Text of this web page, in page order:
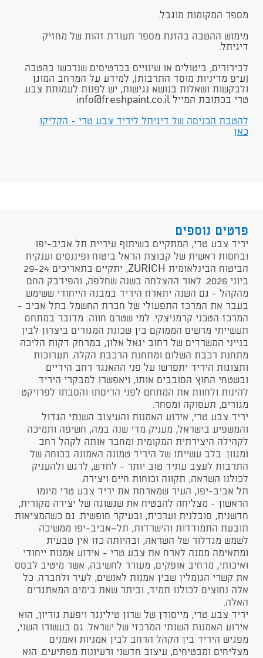
מספר המקומות מוגבל.
מימוש ההטבה בהזנת מספר תעודת זהות של מחזיק
דיגיתל.
לבירורים, ביטולים או שינויים בכרטיסים שנרכשו בהטבה
(ע"פ מדיניות מוסד התרבות), למידע על המרחב המוגן
ולבקשות ושאלות בנושא נגישות, יש לפנות לעמותת צבע
טרי בכתובת המייל info@freshpaint.co.il​
להטבת הכניסה של דיגיתל ליריד צבע טרי - הקליקו
כאן​
פרטים נוספים
יריד צבע טרי, המתקיים בשיתוף עיריית תל אביב-יפו
ובחסות ראשית של קבוצת הראל ביטוח ופיננסים וענקית
הביטוח הבינלאומית ZURICH, יתקיים בתאריכים 29-24
ביוני 2026. לאור ההצלחה בשנה שחלפה, והפידבק החם
מהקהל - גם השנה יתארח היריד במבנה הייחודי ששימש
בעבר את המרכז התפעולי של חברת החשמל בתל אביב -
המרכז הטכני קרמניצקי. למי שטרם חווה: מדובר במתחם
תעשייתי מרשים הממוקם בין שכונת המגורים ביצרון לבין
בנייני המשרדים של רחוב יגאל אלון, במרחק דקות הליכה
מתחנת רכבת השלום ומתחנת הרכבת הקלה. תערוכות
ותצוגות היריד יתפרשו על פני ההאנגר רחב הידיים
ובשטחי החוץ הסובבים אותו, ויאפשרו למבקרי היריד
להינות ולחוות את המתחם לפני הריסתו והסבתו לפרויקט
מגורים, תעסוקה ומסחר.
יריד צבע טרי, אירוע האמנות והעיצוב השנתי הגדול
והמשפיע בישראל, מעניק מדי שנה במה, חשיפה ותמיכה
לקהילה היצירתית המקומית ומחבר אותה לקהל רחב
ומגוון. בלב עשייתו של היריד טמונה האמונה בכוחה של
התרבות לעצב עתיד טוב יותר - לחדש, לרגש ולהעניק
לכולנו השראה, תקווה וכוחות חיים ויצירה.
תל אביב-יפו, העיר שמארחת את יריד צבע טרי מיומו
הראשון - מצליחה להבטיח את שגשוגה של יצירה מקורית,
חדשנית, סובלנית וערכית, ובעיקר חופשית. גם כשהמציאות
תובעת התמודדות והישרדות, תל־אביב-יפו ממשיכה
לשמש מגדלור של השראה, ובהיותה כזו אין טבעית
ומתאימה ממנה לארח את צבע טרי - אירוע אמנות ייחודי
ואיכותי, מרחיב אופקים, מעורר לחשיבה, אשר מיטיב לבסס
את קשרי הגומלין שבין אמנות לאנשים, לעיר ולחברה. כל
אלה נחוצים לכולנו תמיד, וביתר שאת בימים המאתגרים
האלה.
יריד צבע טרי, מייסודן של שרון טילינגר ויפעת גוריון, הוא
אירוע האמנות השנתי המרכזי של ישראל. גם בעשורו השני,
מפגיש היריד בין הקהל הרחב לבין אמניות ואמנים
מצליחים ומבטיחים, עיצוב חדשני ורעיונות מפתיעים. הוא